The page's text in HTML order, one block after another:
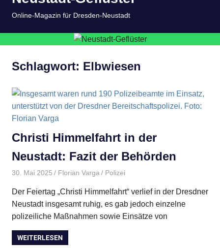
Online-Magazin für Dresden-Neustadt
Schlagwort: Elbwiesen
Christi Himmelfahrt in der
Neustadt: Fazit der Behörden
30. Mai 2025 Florian Varga Polizei
Der Feiertag „Christi Himmelfahrt“ verlief in der Dresdner
Neustadt insgesamt ruhig, es gab jedoch einzelne
polizeiliche Maßnahmen sowie Einsätze von
WEITERLESEN